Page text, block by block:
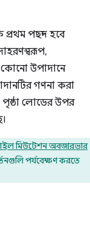
পছন্দ হবে
উপাদানে
গণনা করা
পৃষ্ঠা লোডের উপর
মিউটেশন অবজারভার
পর্যবেক্ষণ করতে